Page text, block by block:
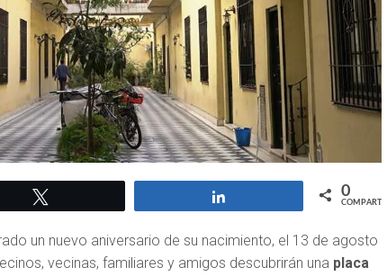
0
COMPARTIR
un nuevo aniversario de su nacimiento, el 13 de agosto
vecinas, familiares y amigos descubrirán una placa